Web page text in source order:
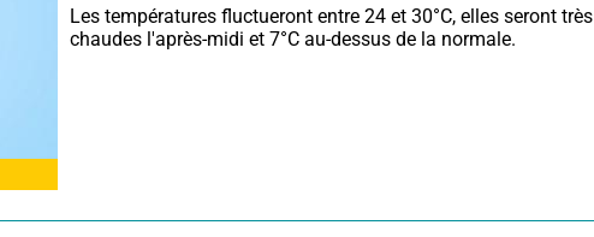
Les températures fluctueront entre 24 et 30°C, elles seront très
chaudes l'après-midi et 7°C au-dessus de la normale.